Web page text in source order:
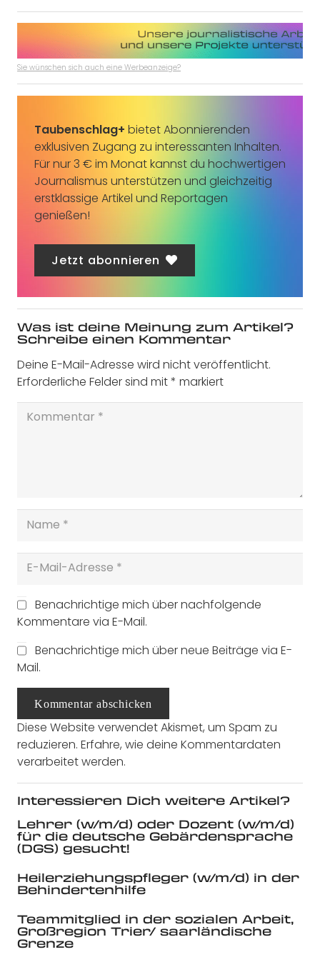
Sie wünschen sich auch eine Werbeanzeige?
Taubenschlag+ bietet Abonnierenden
exklusiven Zugang zu interessanten Inhalten.
Für nur 3 € im Monat kannst du hochwertigen
Journalismus unterstützen und gleichzeitig
erstklassige Artikel und Reportagen
genießen!
Jetzt abonnieren
Was ist deine Meinung zum Artikel?
Schreibe einen Kommentar
Deine E-Mail-Adresse wird nicht veröffentlicht.
Erforderliche Felder sind mit* markiert
Benachrichtige mich über nachfolgende
Kommentare via E-Mail.
Benachrichtige mich über neue Beiträge via E-
Mail.
Kommentar abschicken
Diese Website verwendet Akismet, um Spam zu
reduzieren. Erfahre, wie deine Kommentardaten
verarbeitet werden.
Interessieren Dich weitere Artikel?
Lehrer (w/m/d) oder Dozent (w/m/d)
für die deutsche Gebärdensprache
(DGS) gesucht!
Heilerziehungspfleger (w/m/d) in der
Behindertenhilfe
Teammitglied in der sozialen Arbeit,
Großregion Trier/ saarländische
Grenze